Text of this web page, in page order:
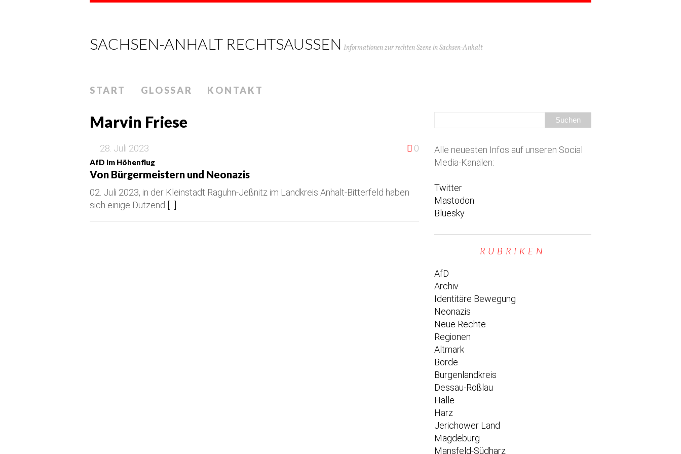
SACHSEN-ANHALT RECHTSAUSSEN Informationen zur rechten Szene in Sachsen-Anhalt
START GLOSSAR KONTAKT
Marvin Friese
28. Juli 2023 0
AfD im Höhenflug
Von Bürgermeistern und Neonazis
02. Juli 2023, in der Kleinstadt Raguhn-Jeßnitz im Landkreis Anhalt-Bitterfeld haben
sich einige Dutzend
Alle neuesten Infos auf unseren Social
Media-Kanälen:
Twitter
Mastodon
Bluesky
RUBRIKEN
AfD
Archiv
Identitäre Bewegung
Neonazis
Neue Rechte
Regionen
Altmark
Börde
Burgenlandkreis
Dessau-Roßlau
Halle
Harz
Jerichower Land
Magdeburg
Mansfeld-Südharz